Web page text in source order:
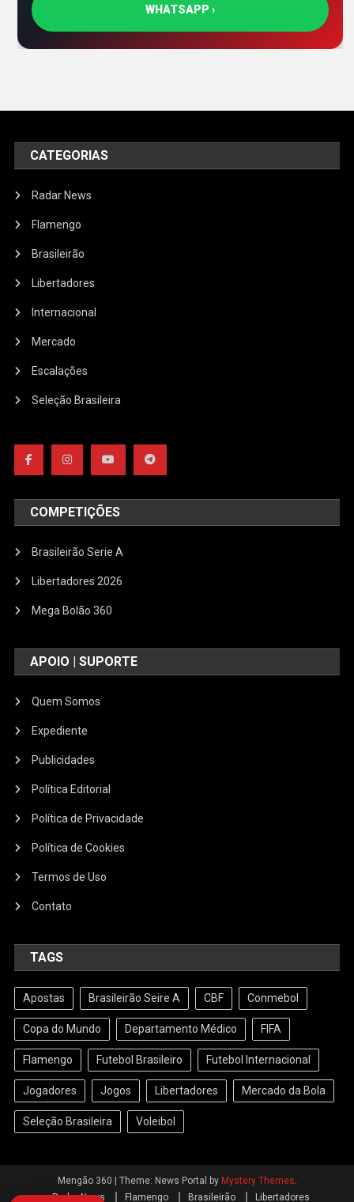
WHATSAPP ›
CATEGORIAS
Radar News
Flamengo
Brasileirão
Libertadores
Internacional
Mercado
Escalações
Seleção Brasileira
COMPETIÇÕES
Brasileirão Serie A
Libertadores 2026
Mega Bolão 360
APOIO | SUPORTE
Quem Somos
Expediente
Publicidades
Política Editorial
Política de Privacidade
Política de Cookies
Termos de Uso
Contato
TAGS
Apostas Brasileirão Seire A CBF Conmebol
Copa do Mundo Departamento Médico FIFA
Flamengo Futebol Brasileiro Futebol Internacional
Jogadores Jogos Libertadores Mercado da Bola
Seleção Brasileira Voleibol
Mengão 360 | Theme: News Portal by Mystery Themes
Radar News
Flamengo Brasileirão Libertadores